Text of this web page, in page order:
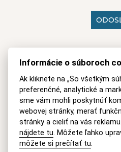
+421 915 046 749
E-
Informácie o súboroch
Ak kliknete na „So všetkým
preferenčné, analytické a
sme vám mohli poskytnúť
webovej stránky, merať
stránky a cieliť na vás reklamu.
nájdete tu. Môžete ľahko
môžete si prečítať tu.